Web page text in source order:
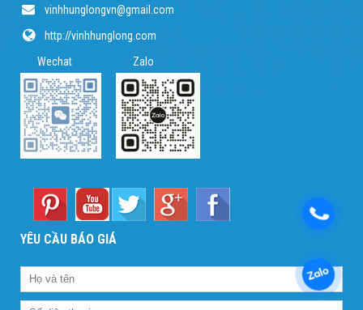
vinhhunglongvn@gmail.com
http://vinhhunglong.com
Wechat Zalo
YÊU CẦU BÁO GIÁ